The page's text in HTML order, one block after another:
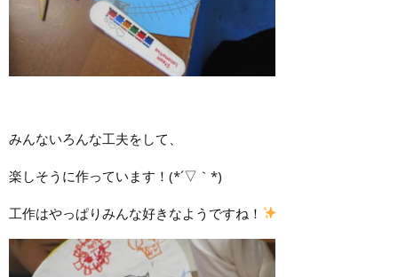
みんないろんな工夫をして、
楽しそうに作っています！(*´▽｀*)
工作はやっぱりみんな好きなようですね！